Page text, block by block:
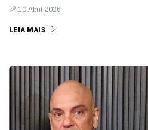
10 Abril 2026
LEIA MAIS